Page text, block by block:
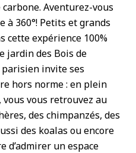
Aventurez-vous
à 360°! Petits et grands
cette expérience 100%
jardin des Bois de
parisien invite ses
hors norme : en plein
vous retrouvez au
des chimpanzés, des
des koalas ou encore
d’admirer un espace